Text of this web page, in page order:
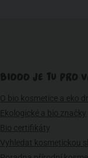
BIOOO JE TU PRO
O bio kosmetice a eko
Ekologické a bio značky
Bio certifikáty
Vyhledat kosmetickou